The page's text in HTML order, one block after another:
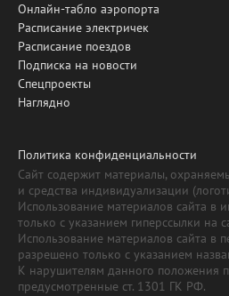
Онлайн-табло аэропорта
Расписание электричек
Расписание поездов
Подписка на новости
Спецпроекты
Наглядно
Политика конфиденциальности
Сайт содержит материалы,
и средства индивидуализации
Использование материалов сайта в
только с указанием гиперссылки на
Использование материалов сайта в
разрешено только с указанием
К нарушителям данного положения
предусмотренные ст. 1301 ГК РФ.